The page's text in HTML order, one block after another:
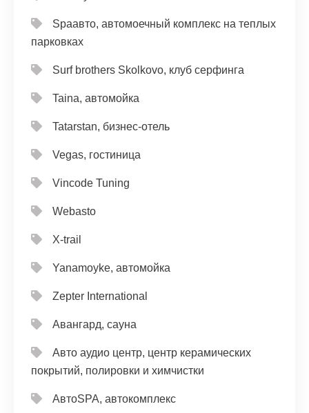
Spaавто, автомоечный комплекс на теплых
парковках
Surf brothers Skolkovo, клуб серфинга
Taina, автомойка
Tatarstan, бизнес-отель
Vegas, гостиница
Vincode Tuning
Webasto
X-trail
Yanamoyke, автомойка
Zepter International
Авангард, сауна
Авто аудио центр, центр керамических
покрытий, полировки и химчистки
АвтоSPA, автокомплекс